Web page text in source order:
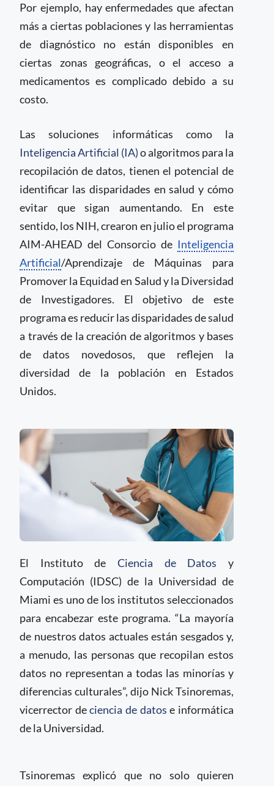
Por ejemplo, hay enfermedades que afectan
más a ciertas poblaciones y las herramientas
de diagnóstico no están disponibles en
ciertas zonas geográficas, o el acceso a
medicamentos es complicado debido a su
costo.
Las soluciones informáticas como la
Inteligencia Artificial (IA)o algoritmos para la
recopilación de datos, tienen el potencial de
identificar las disparidades en salud y cómo
evitar que sigan aumentando. En este
sentido, los NIH, crearon en julio el programa
AIM-AHEAD del Consorcio de Inteligencia
Artificial/Aprendizaje de Máquinas para
Promover la Equidad en Salud y la Diversidad
de Investigadores. El objetivo de este
programa es reducir las disparidades de salud
a través de la creación de algoritmos y bases
de datos novedosos, que reflejen la
diversidad de la población en Estados
Unidos.
El Instituto de Ciencia de Datos y
Computación (IDSC) de la Universidad de
Miami es uno de los institutos seleccionados
para encabezar este programa. “La mayoría
de nuestros datos actuales están sesgados y,
a menudo, las personas que recopilan estos
datos no representan a todas las minorías y
diferencias culturales”, dijo Nick Tsinoremas,
vicerrector deciencia de datos e informática
de la Universidad.
Tsinoremas explicó que no solo quieren